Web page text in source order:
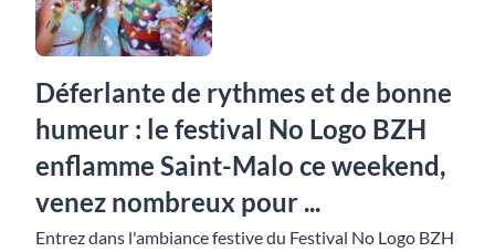
Déferlante de rythmes et de bonne
humeur : le festival No Logo BZH
enflamme Saint-Malo ce weekend,
venez nombreux pour ...
Entrez dans l'ambiance festive du Festival No Logo BZH